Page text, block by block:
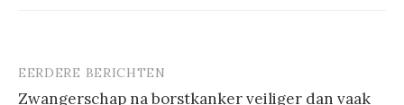
Berichtnavigatie
EERDERE BERICHTEN
Zwangerschap na borstkanker veiliger dan vaak